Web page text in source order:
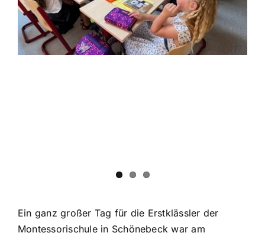
Ein ganz großer Tag für die Erstklässler der
Montessorischule in Schönebeck war am